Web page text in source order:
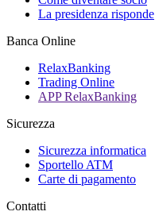
La presidenza risponde
Banca Online
RelaxBanking
Trading Online
APP RelaxBanking
Sicurezza
Sicurezza informatica
Sportello ATM
Carte di pagamento
Contatti